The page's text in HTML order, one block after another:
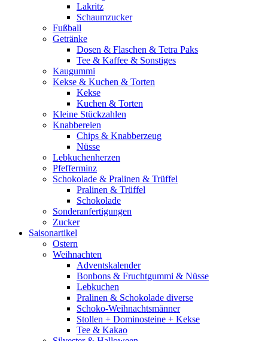
Lakritz
Schaumzucker
Fußball
Getränke
Dosen & Flaschen & Tetra Paks
Tee & Kaffee & Sonstiges
Kaugummi
Kekse & Kuchen & Torten
Kekse
Kuchen & Torten
Kleine Stückzahlen
Knabbereien
Chips & Knabberzeug
Nüsse
Lebkuchenherzen
Pfefferminz
Schokolade & Pralinen & Trüffel
Pralinen & Trüffel
Schokolade
Sonderanfertigungen
Zucker
Saisonartikel
Ostern
Weihnachten
Adventskalender
Bonbons & Fruchtgummi & Nüsse
Lebkuchen
Pralinen & Schokolade diverse
Schoko-Weihnachtsmänner
Stollen + Dominosteine + Kekse
Tee & Kakao